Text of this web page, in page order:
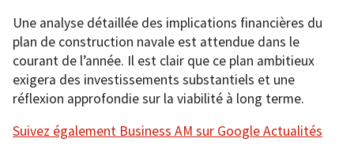
Une analyse détaillée des implications financières du
plan de construction navale est attendue dans le
courant de l’année. Il est clair que ce plan ambitieux
exigera des investissements substantiels et une
réflexion approfondie sur la viabilité à long terme.
Suivez également Business AM sur Google Actualités